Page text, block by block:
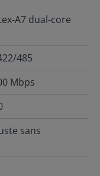
A7 dual-core
485
Mbps
sans